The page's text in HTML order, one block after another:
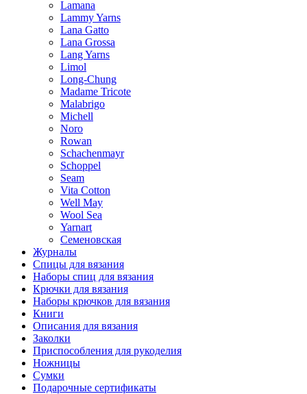
Lamana
Lammy Yarns
Lana Gatto
Lana Grossa
Lang Yarns
Limol
Long-Chung
Madame Tricote
Malabrigo
Michell
Noro
Rowan
Schachenmayr
Schoppel
Seam
Vita Cotton
Well May
Wool Sea
Yarnart
Семеновская
Журналы
Спицы для вязания
Наборы спиц для вязания
Крючки для вязания
Наборы крючков для вязания
Книги
Описания для вязания
Заколки
Приспособления для рукоделия
Ножницы
Сумки
Подарочные сертификаты